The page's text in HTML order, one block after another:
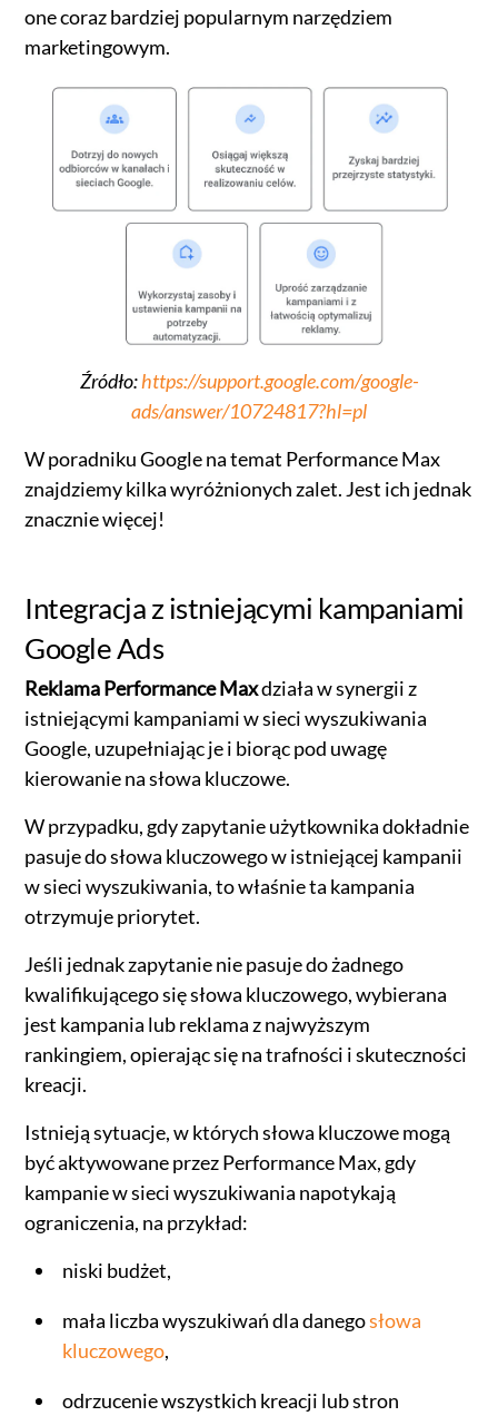
one coraz bardziej popularnym narzędziem
marketingowym.
Źródło:https://support.google.com/google-
ads/answer/10724817?hl=pl
W poradniku Google na temat Performance Max
znajdziemy kilka wyróżnionych zalet. Jest ich jednak
znacznie więcej!
Integracja z istniejącymi kampaniami
Google Ads
Reklama Performance Maxdziała w synergii z
istniejącymi kampaniami w sieci wyszukiwania
Google, uzupełniając je i biorąc pod uwagę
kierowanie na słowa kluczowe.
W przypadku, gdy zapytanie użytkownika dokładnie
pasuje do słowa kluczowego w istniejącej kampanii
w sieci wyszukiwania, to właśnie ta kampania
otrzymuje priorytet.
Jeśli jednak zapytanie nie pasuje do żadnego
kwalifikującego się słowa kluczowego, wybierana
jest kampania lub reklama z najwyższym
rankingiem, opierając się na trafności i skuteczności
kreacji.
Istnieją sytuacje, w których słowa kluczowe mogą
być aktywowane przez Performance Max, gdy
kampanie w sieci wyszukiwania napotykają
ograniczenia, na przykład:
niski budżet,
mała liczba wyszukiwań dla danegosłowa
kluczowego,
odrzucenie wszystkich kreacji lub stron